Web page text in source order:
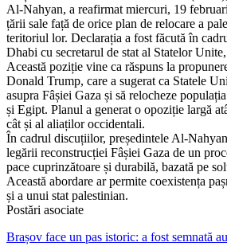
Al-Nahyan, a reafirmat miercuri, 19
țării sale față de orice plan de relocare a
teritoriul lor. Declarația a fost făcută în
Dhabi cu secretarul de stat al Statelor
Această poziție vine ca răspuns la
Donald Trump, care a sugerat ca Statele
asupra Fâșiei Gaza și să relocheze
și Egipt. Planul a generat o opoziție largă
cât și al aliaților occidentali.
În cadrul discuțiilor, președintele Al-
legării reconstrucției Fâșiei Gaza de un
pace cuprinzătoare și durabilă, bazată pe
Această abordare ar permite coexistența
și a unui stat palestinian.
Postări asociate
Brașov face un pas istoric: a fost semnată